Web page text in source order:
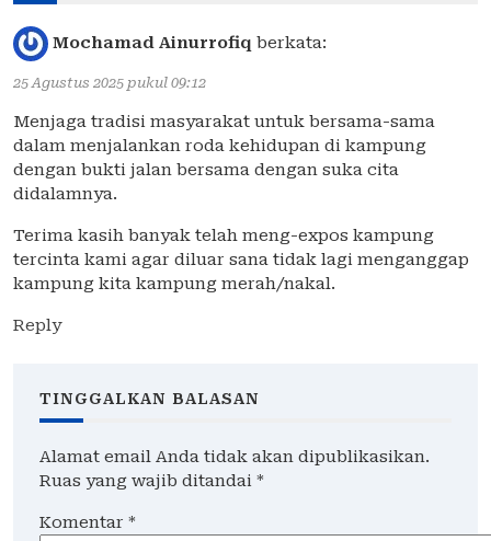
Mochamad Ainurrofiq berkata:
25 Agustus 2025 pukul 09:12
Menjaga tradisi masyarakat untuk bersama-sama
dalam menjalankan roda kehidupan di kampung
dengan bukti jalan bersama dengan suka cita
didalamnya.
Terima kasih banyak telah meng-expos kampung
tercinta kami agar diluar sana tidak lagi menganggap
kampung kita kampung merah/nakal.
Reply
TINGGALKAN BALASAN
Alamat email Anda tidak akan dipublikasikan.
Ruas yang wajib ditandai *
Komentar *